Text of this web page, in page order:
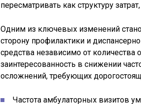
пересматривать как структуру
Одним из ключевых изменений
сторону профилактики и
средства независимо от количества
заинтересованность в снижении
осложнений, требующих
Частота амбулаторных визитов